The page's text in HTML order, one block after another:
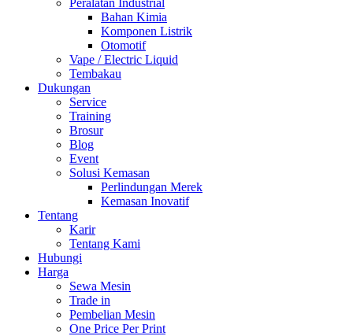
Peralatan Industrial
Bahan Kimia
Komponen Listrik
Otomotif
Vape / Electric Liquid
Tembakau
Dukungan
Service
Training
Brosur
Blog
Event
Solusi Kemasan
Perlindungan Merek
Kemasan Inovatif
Tentang
Karir
Tentang Kami
Hubungi
Harga
Sewa Mesin
Trade in
Pembelian Mesin
One Price Per Print